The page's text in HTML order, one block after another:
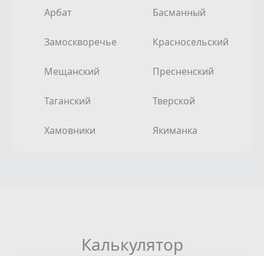
Арбат Басманный
Замоскворечье Красносельский
Мещанский Пресненский
Таганский Тверской
Хамовники Якиманка
Калькулятор